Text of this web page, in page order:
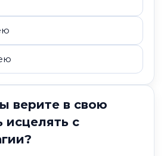
верите в свою
исцелять с